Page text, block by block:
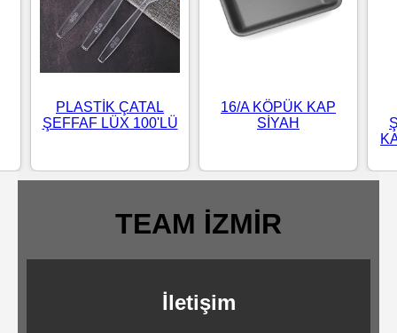
Kolonyalı
Standart
Islak
Pipetler
PLASTİK ÇATAL
ŞEFFAF LÜX 100'LÜ
16/A KÖPÜK KAP
SİYAH
TEAM İZMİR
İletişim